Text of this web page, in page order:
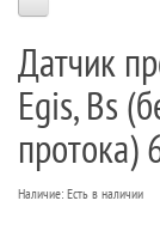
Датчик
Egis, Bs
протока)
Наличие: Есть в наличии